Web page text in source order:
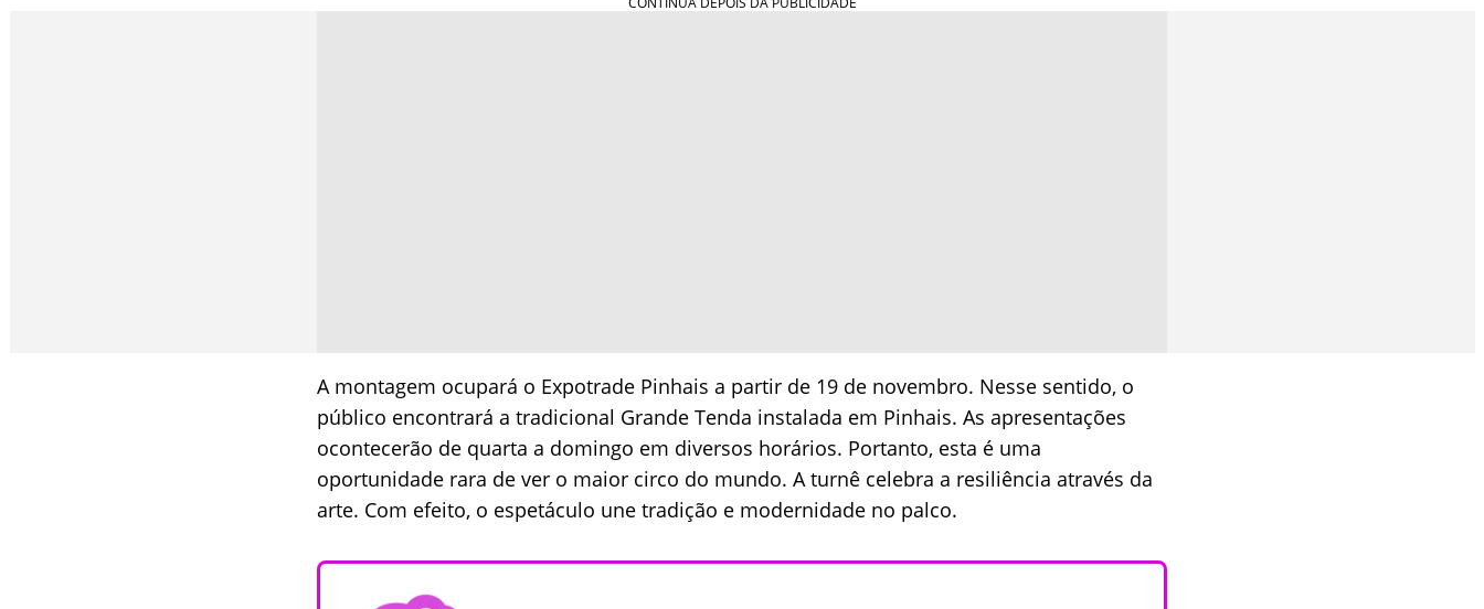
A montagem ocupará o Expotrade Pinhais a partir de 19 de novembro. Nesse sentido, o
público encontrará a tradicional Grande Tenda instalada em Pinhais. As apresentações
ocontecerão de quarta a domingo em diversos horários. Portanto, esta é uma
oportunidade rara de ver o maior circo do mundo. A turnê celebra a resiliência através da
arte. Com efeito, o espetáculo une tradição e modernidade no palco.